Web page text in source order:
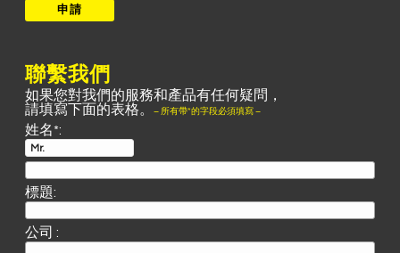
聯繫我們
如果您對我們的服務和產品有任何疑問，
請填寫下面的表格。– 所有帶*的字段必須填寫 –
姓名*:
標題:
公司 :